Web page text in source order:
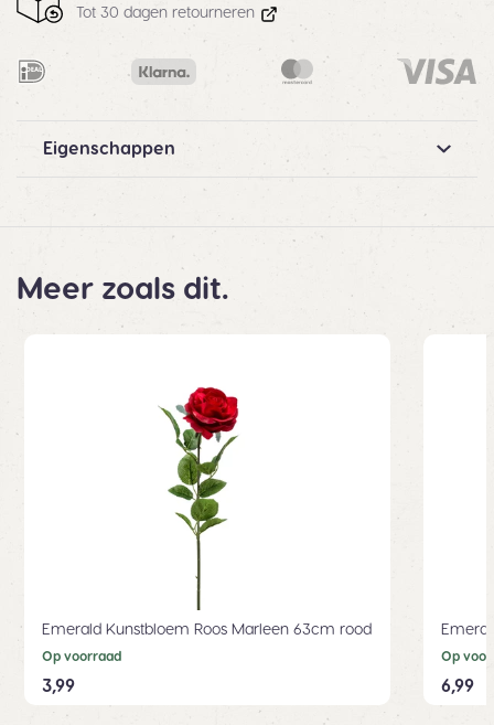
Tot 30 dagen retourneren
Eigenschappen
Meer zoals dit.
Emerald Kunstbloem Roos Marleen 63cm rood
Op voorraad
3,99
Op
6,99